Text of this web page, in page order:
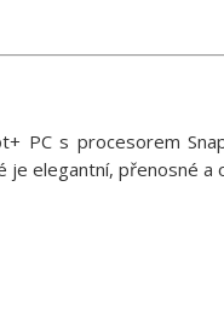
PC s procesorem
elegantní, přenosné a